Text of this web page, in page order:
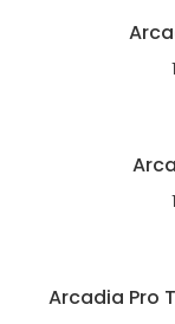
Arcadia Pro